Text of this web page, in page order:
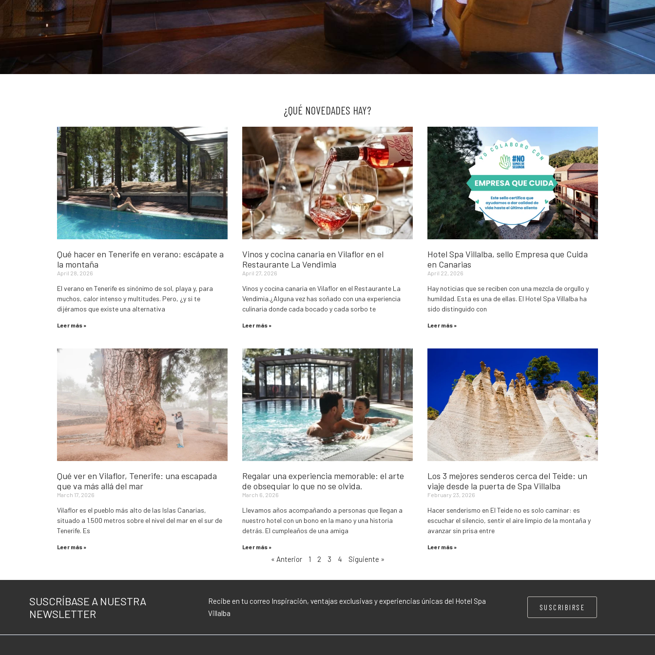
¿QUÉ NOVEDADES HAY?
Qué hacer en Tenerife en verano: escápate a
la montaña
April 28, 2026
El verano en Tenerife es sinónimo de sol, playa y, para
muchos, calor intenso y multitudes. Pero, ¿y si te
dijéramos que existe una alternativa
Leer más »
Vinos y cocina canaria en Vilaflor en el
Restaurante La Vendimia
April 27, 2026
Vinos y cocina canaria en Vilaflor en el Restaurante La
Vendimia.¿Alguna vez has soñado con una experiencia
culinaria donde cada bocado y cada sorbo te
Leer más »
Hotel Spa Villalba, sello Empresa que Cuida
en Canarias
April 22, 2026
Hay noticias que se reciben con una mezcla de orgullo y
humildad. Esta es una de ellas. El Hotel Spa Villalba ha
sido distinguido con
Leer más »
Qué ver en Vilaflor, Tenerife: una escapada
que va más allá del mar
March 17, 2026
Vilaflor es el pueblo más alto de las Islas Canarias,
situado a 1.500 metros sobre el nivel del mar en el sur de
Tenerife. Es
Leer más »
Regalar una experiencia memorable: el arte
de obsequiar lo que no se olvida.
March 6, 2026
Llevamos años acompañando a personas que llegan a
nuestro hotel con un bono en la mano y una historia
detrás. El cumpleaños de una amiga
Leer más »
Los 3 mejores senderos cerca del Teide: un
viaje desde la puerta de Spa Villalba
February 23, 2026
Hacer senderismo en El Teide no es solo caminar: es
escuchar el silencio, sentir el aire limpio de la montaña y
avanzar sin prisa entre
Leer más »
« Anterior 1 2 3 4 Siguiente »
SUSCRÍBASE A NUESTRA
NEWSLETTER
Recibe en tu correo Inspiración, ventajas exclusivas y experiencias únicas del Hotel Spa
Villalba
SUSCRIBIRSE